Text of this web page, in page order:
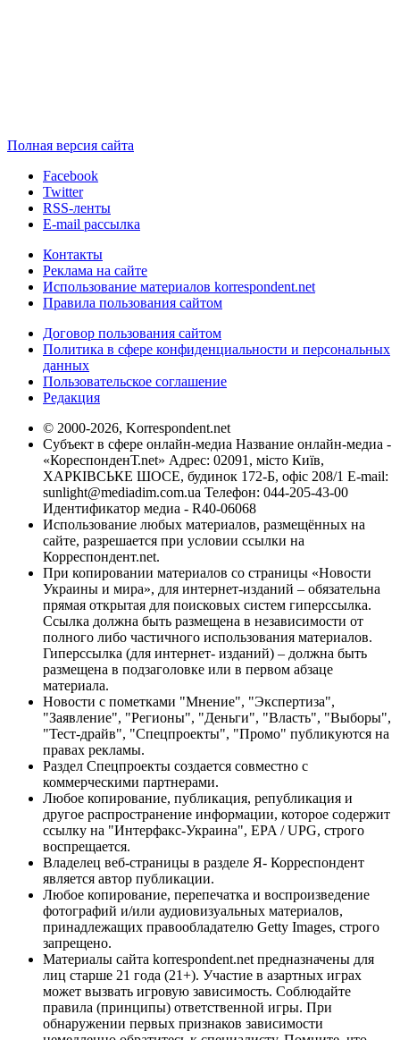
Полная версия сайта
Facebook
Twitter
RSS-ленты
E-mail рассылка
Контакты
Реклама на сайте
Использование материалов korrespondent.net
Правила пользования сайтом
Договор пользования сайтом
Политика в сфере конфиденциальности и персональных
данных
Пользовательское соглашение
Редакция
© 2000-2026, Korrespondent.net
Субъект в сфере онлайн-медиа Название онлайн-медиа -
«КореспонденТ.net» Адрес: 02091, місто Київ,
ХАРКІВСЬКЕ ШОСЕ, будинок 172-Б, офіс 208/1 E-mail:
sunlight@mediadim.com.ua Телефон: 044-205-43-00
Идентификатор медиа - R40-06068
Использование любых материалов, размещённых на
сайте, разрешается при условии ссылки на
Корреспондент.net.
При копировании материалов со страницы «Новости
Украины и мира», для интернет-изданий – обязательна
прямая открытая для поисковых систем гиперссылка.
Ссылка должна быть размещена в независимости от
полного либо частичного использования материалов.
Гиперссылка (для интернет- изданий) – должна быть
размещена в подзаголовке или в первом абзаце
материала.
Новости с пометками "Мнение", "Экспертиза",
"Заявление", "Регионы", "Деньги", "Власть", "Выборы",
"Тест-драйв", "Спецпроекты", "Промо" публикуются на
правах рекламы.
Раздел Спецпроекты создается совместно с
коммерческими партнерами.
Любое копирование, публикация, републикация и
другое распространение информации, которое содержит
ссылку на "Интерфакс-Украина", EPA / UPG, строго
воспрещается.
Владелец веб-страницы в разделе Я- Корреспондент
является автор публикации.
Любое копирование, перепечатка и воспроизведение
фотографий и/или аудиовизуальных материалов,
принадлежащих правообладателю Getty Images, строго
запрещено.
Материалы сайта korrespondent.net предназначены для
лиц старше 21 года (21+). Участие в азартных играх
может вызвать игровую зависимость. Соблюдайте
правила (принципы) ответственной игры. При
обнаружении первых признаков зависимости